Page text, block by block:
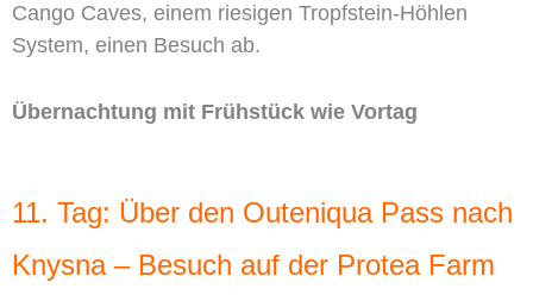
Cango Caves, einem riesigen Tropfstein-Höhlen
System, einen Besuch ab.
Übernachtung mit Frühstück wie Vortag
11. Tag: Über den Outeniqua Pass nach
Knysna – Besuch auf der Protea Farm